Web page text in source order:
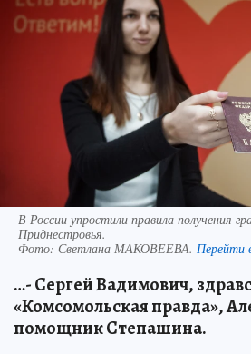
В России упростили правила получения
Приднестровья.
Фото: Светлана МАКОВЕЕВА. Перейти
…- Сергей Вадимович,
«Комсомольская правда»,
помощник Степашина.